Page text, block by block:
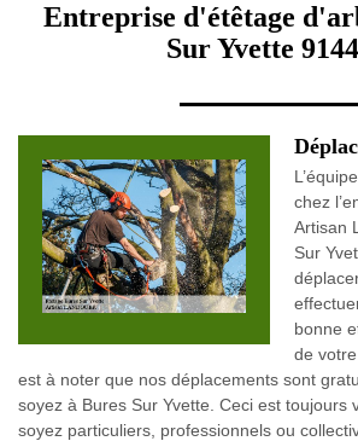
Entreprise d'étêtage
Sur Yvette
chez
Artisan
Sur
bonne
de
est à noter que nos déplacements sont
soyez à Bures Sur Yvette. Ceci est toujours
soyez particuliers, professionnels ou